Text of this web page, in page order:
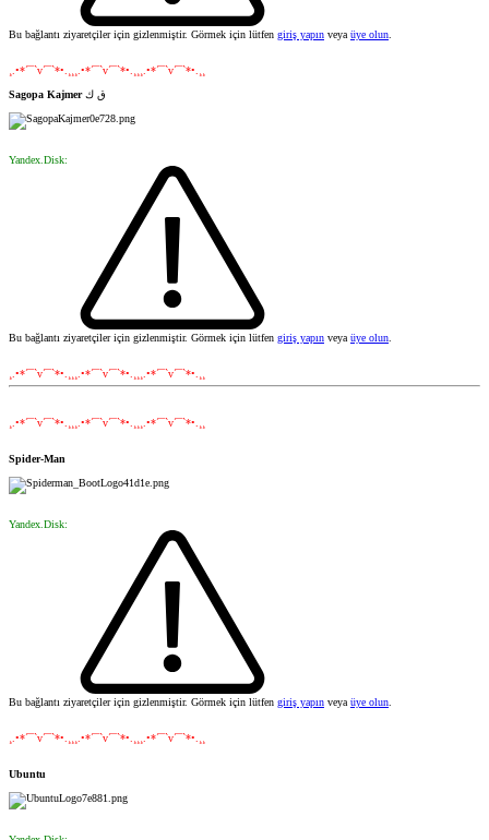
Bu bağlantı ziyaretçiler için gizlenmiştir. Görmek için lütfen giriş yapın veya üye olun
¸.•*´¯`v´¯`*•.¸¸¸.•*´¯`v´¯`*•.¸¸¸.•*´¯`v´¯`*•.¸¸
Sagopa Kajmer ق ك
Yandex.Disk:
Bu bağlantı ziyaretçiler için gizlenmiştir. Görmek için lütfen giriş yapın veya üye olun
¸.•*´¯`v´¯`*•.¸¸¸.•*´¯`v´¯`*•.¸¸¸.•*´¯`v´¯`*•.¸¸
¸.•*´¯`v´¯`*•.¸¸¸.•*´¯`v´¯`*•.¸¸¸.•*´¯`v´¯`*•.¸¸
Spider-Man
Yandex.Disk:
Bu bağlantı ziyaretçiler için gizlenmiştir. Görmek için lütfen giriş yapın veya üye olun
¸.•*´¯`v´¯`*•.¸¸¸.•*´¯`v´¯`*•.¸¸¸.•*´¯`v´¯`*•.¸¸
Ubuntu